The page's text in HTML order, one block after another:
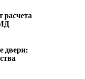
расчета
двери: